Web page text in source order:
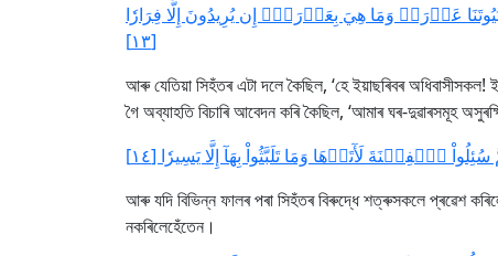
عَوۡرَةٞ وَمَا هِيَ بِعَوۡرَةٍۖ إِن يُرِيدُونَ إِلَّا فِرَارٗا
[١٣]
আৰু যেতিয়া সিহঁতৰ এটা দলে কৈছিল, ‘হে ইয়াছৰিবৰ
গৈ অব্যাহতি বিচাৰি আবেদন কৰি কৈছিল, ‘আমাৰ ঘৰ-দুৱাৰসমূহ
لَأٓتَوۡهَا وَمَا تَلَبَّثُواْ بِهَآ إِلَّا يَسِيرٗا [١٤]
আৰু যদি বিভিন্ন ফালৰ পৰা সিহঁতৰ বিৰুদ্ধে শত্ৰুসকলে প্ৰৱেশ
নকৰিলেহেঁতেন।